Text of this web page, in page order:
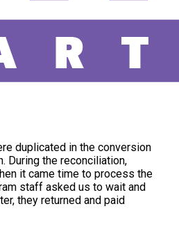
duplicated in the conversion
During the reconciliation,
it came time to process the
staff asked us to wait and
they returned and paid